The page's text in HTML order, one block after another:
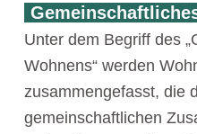
Unter dem Begriff des
Wohnens“ werden
zusammengefasst, die
gemeinschaftlichen